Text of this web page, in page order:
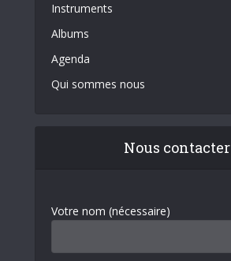
Instruments
Albums
Agenda
Qui sommes nous
Nous contacter
Votre nom (nécessaire)